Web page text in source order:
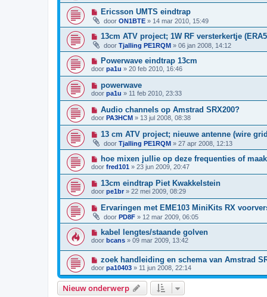
Ericsson UMTS eindtrap
door ON1BTE » 14 mar 2010, 15:49
13cm ATV project; 1W RF versterkertje
door Tjalling PE1RQM » 06 jan 2008, 14:12
Powerwave eindtrap 13cm
door pa1u » 20 feb 2010, 16:46
powerwave
door pa1u » 11 feb 2010, 23:33
Audio channels op Amstrad SRX200?
door PA3HCM » 13 jul 2008, 08:38
13 cm ATV project; nieuwe antenne (wire
door Tjalling PE1RQM » 27 apr 2008, 12:13
hoe mixen jullie op deze frequenties of
door fred101 » 23 jun 2009, 20:47
13cm eindtrap Piet Kwakkelstein
door pe1br » 22 mei 2009, 08:29
Ervaringen met EME103 MiniKits RX
door PD8F » 12 mar 2009, 06:05
kabel lengtes/staande golven
door bcans » 09 mar 2009, 13:42
zoek handleiding en schema van Amstrad
door pa10403 » 11 jun 2008, 22:14
Nieuw onderwerp